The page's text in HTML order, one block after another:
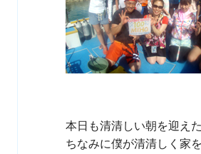
本日も清清しい朝を迎え
ちなみに僕が清清しく家